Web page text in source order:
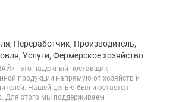
Переработчик, Производитель,
Услуги, Фермерское хозяйство
- это надежный поставщик
продукции напрямую от хозяйств и
Нашей целью был и остается
Для этого мы поддерживаем